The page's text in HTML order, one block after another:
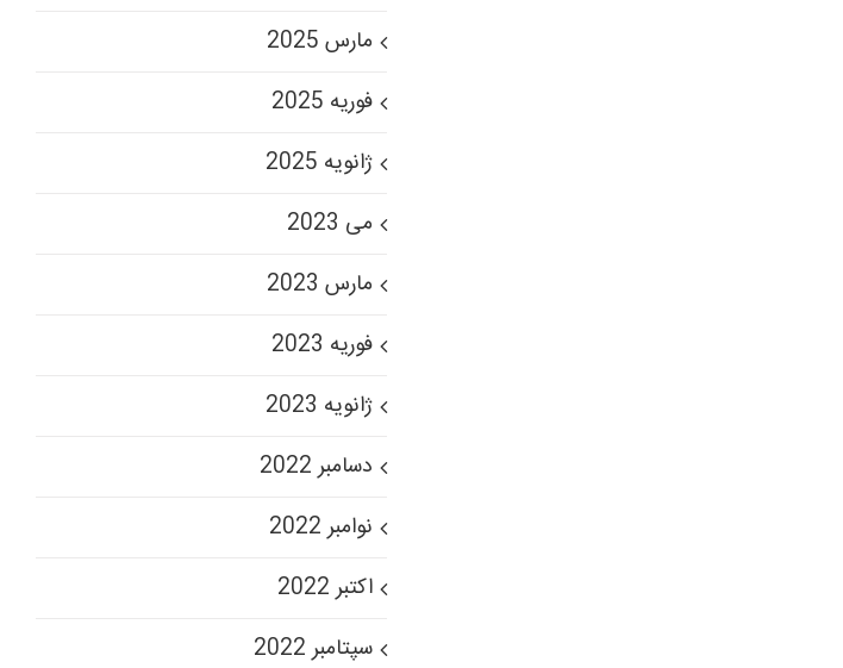
مارس 2025
فوریه 2025
ژانویه 2025
می 2023
مارس 2023
فوریه 2023
ژانویه 2023
دسامبر 2022
نوامبر 2022
اکتبر 2022
سپتامبر 2022